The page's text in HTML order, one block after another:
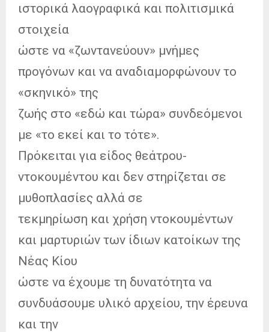
ιστορικά λαογραφικά και πολιτισμικά
στοιχεία
ώστε να «ζωντανεύουν» μνήμες
προγόνων και να αναδιαμορφώνουν το
«σκηνικό» της
ζωής στο «εδώ και τώρα» συνδεόμενοι
με «το εκεί και το τότε».
Πρόκειται για είδος θεάτρου-
ντοκουμέντου και δεν στηρίζεται σε
μυθοπλασίες αλλά σε
τεκμηρίωση και χρήση ντοκουμέντων
και μαρτυριών των ίδιων κατοίκων της
Νέας Κίου
ώστε να έχουμε τη δυνατότητα να
συνδυάσουμε υλικό αρχείου, την έρευνα
και την